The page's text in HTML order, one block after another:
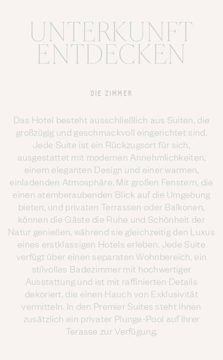
UNTERKUNFT
ENTDECKEN
DIE ZIMMER
Das Hotel besteht ausschließlich aus Suiten, die
großzügig und geschmackvoll eingerichtet sind.
Jede Suite ist ein Rückzugsort für sich,
ausgestattet mit modernen Annehmlichkeiten,
einem eleganten Design und einer warmen,
einladenden Atmosphäre. Mit großen Fenstern, die
einen atemberaubenden Blick auf die Umgebung
bieten, und privaten Terrassen oder Balkonen,
können die Gäste die Ruhe und Schönheit der
Natur genießen, während sie gleichzeitig den Luxus
eines erstklassigen Hotels erleben. Jede Suite
verfügt über einen separaten Wohnbereich, ein
stilvolles Badezimmer mit hochwertiger
Ausstattung und ist mit raffinierten Details
dekoriert, die einen Hauch von Exklusivität
vermitteln. In den Premier Suites steht Ihnen
zusätzlich ein privater Plunge-Pool auf Ihrer
Terasse zur Verfügung.